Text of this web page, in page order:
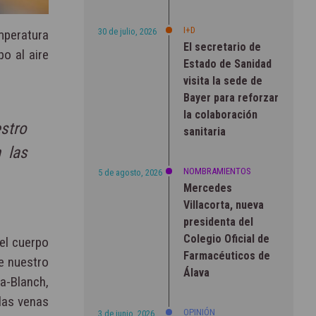
al aire
las
cuerpo
nuestro
Blanch,
venas
30 de julio, 2026 I+D
El secretario de
Estado de Sanidad
visita la sede de
Bayer para reforzar
la colaboración
sanitaria
5 de agosto, 2026 NOMBRAMIENTOS
Mercedes
Villacorta, nueva
presidenta del
Colegio Oficial de
Farmacéuticos de
Álava
3 de junio, 2026 OPINIÓN